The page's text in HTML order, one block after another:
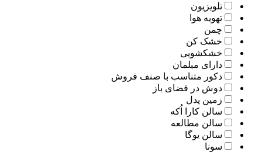
تلویزیون
تهویه هوا
چمن
خشک کن
خشکشویی
دارای مبلمان
دکور متناسب با صنف فروش
دوش در فضای باز
زمین پدل
سالن کارا اُکه
سالن مطالعه
سالن یوگا
سونا